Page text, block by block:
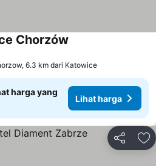
Chorzów
6.3 km dari Katowice
harga yang
Lihat harga
Bagikan